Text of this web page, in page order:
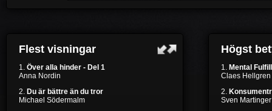
Flest visningar
1. Över alla hinder - Del 1
Anna Nordin
2. Du är bättre än du tror
Michael Södermalm
Högst
1. Mental
Claes Hellgren
2.
Sven Martinger